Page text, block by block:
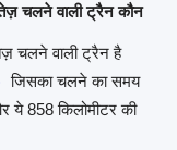
चलने वाली ट्रैन कौन
चलने वाली ट्रैन है
जिसका चलने का समय
858 किलोमीटर की